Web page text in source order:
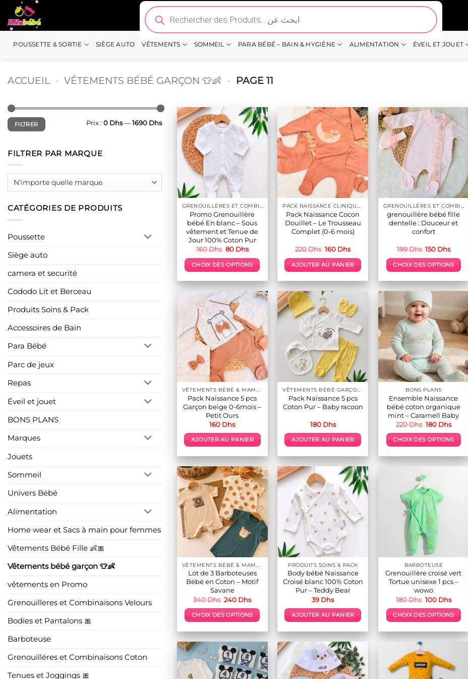
Passer
au
contenu
Recherche
de
produits
POUSSETTE & SORTIE SIÈGE AUTO VÊTEMENTS SOMMEIL PARA BÉBÉ – BAIN & HYGIÈNE ALIMENTATION ÉVEIL ET JOUET
ACCUEIL - VÊTEMENTS BÉBÉ GARÇON 👕👶 - PAGE 11
Prix
min
Prix
maxFILTRER Prix : 0 Dhs— 1690 Dhs
FILTRER PAR MARQUE
CATÉGORIES DE PRODUITS
Poussette
Siège auto
camera et securité
Cododo Lit et Berceau
Produits Soins & Pack
Accessoires de Bain
Para Bébé
Parc de jeux
Repas
Éveil et jouet
BONS PLANS
Marques
Jouets
Sommeil
Univers Bébé
Alimentation
Home wear et Sacs à main pour femmes
Vêtements Bébé Fille 👶🎀
Vêtements bébé garçon 👕👶
vêtements en Promo
Grenouilleres et Combinaisons Velours
Bodies et Pantalons 🎀
Barboteuse
Grenouilléres et Combinaisons Coton
Tenues et Joggings 🎀
Promo Grenouillère
bébé En blanc – Sous
vêtement et Tenue de
Jour 100% Coton Pur
160Dhs Le
initial
était :
80 DhsLe
actuel
est :
CHOIX DES OPTIONS
produit
plusieurs
variations.
Les
options
peuvent
être
choisies
sur
la
page
du
produit
Pack Naissance Cocon
Douillet – Le Trousseau
Complet (0-6 mois)
220Dhs Le
initial
était :
160 DhsLe
actuel
est :
AJOUTER AU PANIER
grenouillère bébé fille
dentelle : Douceur et
confort
199Dhs Le
initial
était :
150 DhsLe
actuel
est :
CHOIX DES OPTIONS
produit
plusieurs
variations.
options
peuvent
être
choisies
sur
la
page
du
produit
Pack Naissance 5 pcs
Garçon beige 0-6mois –
Petit Ours
160 Dhs
AJOUTER AU PANIER
Pack Naissance 5 pcs
Coton Pur – Baby racoon
180 Dhs
AJOUTER AU PANIER
BONS PLANS
Ensemble Naissance
bébé coton organique
mint – Caramell Baby
220Dhs Le
initial
était :
180 DhsLe
actuel
est :
CHOIX DES OPTIONS
produit
a
plusieurs
variations.
Les
options
peuvent
être
choisies
sur
la
page
du
produit
Lot de 3 Barboteuses
Bébé en Coton – Motif
Savane
340Dhs Le
initial
était :
240 DhsLe
actuel
est :
CHOIX DES OPTIONS
produit
a
plusieurs
variations.
PRODUITS SOINS & PACK
Body bébé Naissance
Croisé blanc 100% Coton
Pur – Teddy Bear
39 Dhs
AJOUTER AU PANIER
BARBOTEUSE
Grenouillère croisé vert
Tortue unisexe 1 pcs –
wowo
180Dhs Le
initial
était :
100 DhsLe
actuel
est :
CHOIX DES OPTIONS
produit
a
plusieurs
variations.